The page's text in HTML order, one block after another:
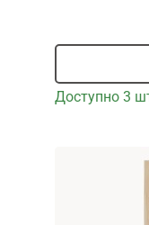
Доступно 3